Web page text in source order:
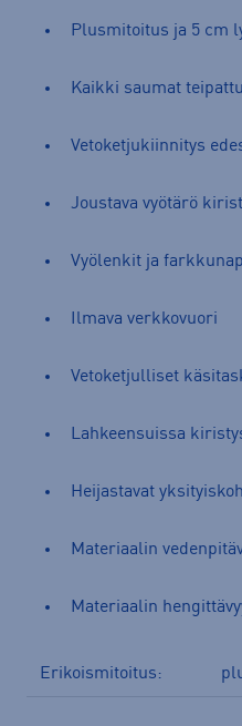
Plusmitoitus ja 5 cm
Kaikki saumat teipattu
Vetoketjukiinnitys
Joustava vyötärö
Vyölenkit ja
Ilmava verkkovuori
Vetoketjulliset
Lahkeensuissa
Heijastavat
Materiaalin
Materiaalin
Erikoismitoitus: